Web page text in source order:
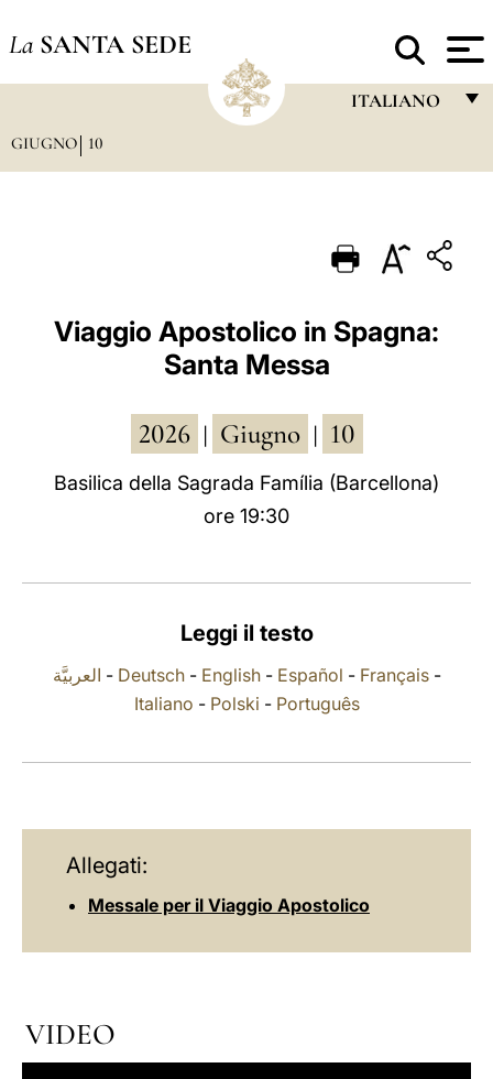
La SANTA SEDE
ITALIANO
PORTUGUÊS
العربيّة
中文
GIUGNO 10
Viaggio Apostolico in Spagna:
Santa Messa
2026 Giugno 10
Basilica della Sagrada Família (Barcellona)
ore 19:30
Leggi il testo
العربيَّة - Deutsch- English- Español - Français-
Italiano - Polski - Português
Allegati:
Messale per il Viaggio Apostolico
VIDEO